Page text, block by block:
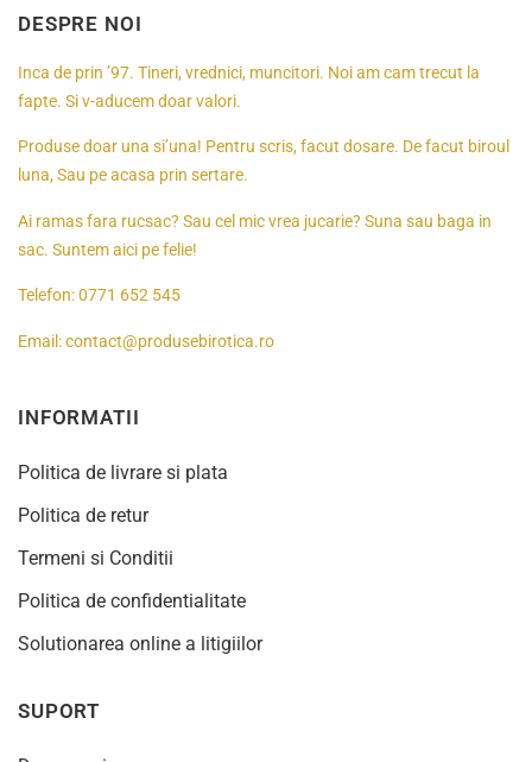
DESPRE NOI
Inca de prin ’97. Tineri, vrednici, muncitori. Noi am cam trecut la
fapte. Si v-aducem doar valori.
Produse doar una si’una! Pentru scris, facut dosare. De facut biroul
luna, Sau pe acasa prin sertare.
Ai ramas fara rucsac? Sau cel mic vrea jucarie? Suna sau baga in
sac. Suntem aici pe felie!
Telefon:0771 652 545
Email:contact@produsebirotica.ro
INFORMATII
Politica de livrare si plata
Politica de retur
Termeni si Conditii
Politica de confidentialitate
Solutionarea online a litigiilor
SUPORT